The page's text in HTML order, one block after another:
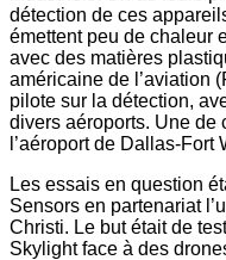
détection de ces
émettent peu de chaleur
avec des matières
américaine de l’aviation
pilote sur la détection,
divers aéroports. Une de
l’aéroport de Dallas-Fort
Les essais en question
Sensors en partenariat
Christi. Le but était de
Skylight face à des